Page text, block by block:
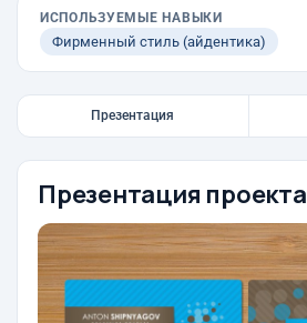
ИСПОЛЬЗУЕМЫЕ НАВЫКИ
Фирменный стиль (айдентика)
Презентация
Презентация проекта